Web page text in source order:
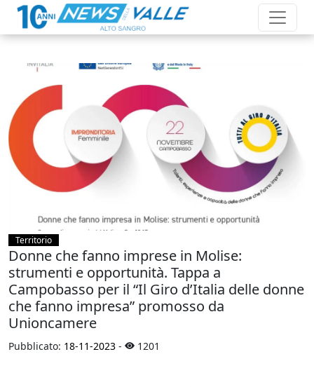
Territorio
Donne che fanno imprese in Molise:
strumenti e opportunità. Tappa a
Campobasso per il “Il Giro d’Italia delle donne
che fanno impresa” promosso da
Unioncamere
Pubblicato: 18-11-2023 - 1201